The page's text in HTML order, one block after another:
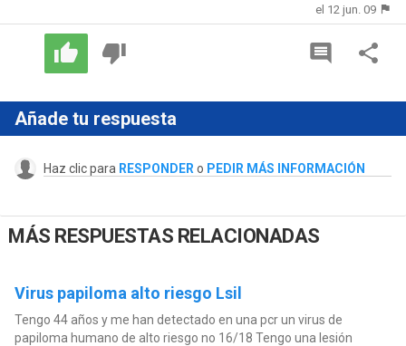
el 12 jun. 09
Añade tu respuesta
Haz clic para RESPONDER o PEDIR MÁS INFORMACIÓN
MÁS RESPUESTAS RELACIONADAS
Virus papiloma alto riesgo Lsil
Tengo 44 años y me han detectado en una pcr un virus de
papiloma humano de alto riesgo no 16/18 Tengo una lesión